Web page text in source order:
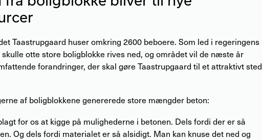
Taastrupgaard huser omkring 2600 beboere. Som led i regeringens
otte store boligblokke rives ned, og området vil de næste år
forandringer, der skal gøre Taastrupgaard til et attraktivt sted
af boligblokkene genererede store mængder beton:
for os at kigge på mulighederne i betonen. Dels fordi der er så
Og dels fordi materialet er så alsidigt. Man kan knuse det ned og